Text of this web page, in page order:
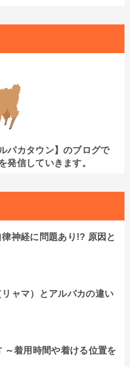
パカタウン】のブログで
発信していきます。
神経に問題あり!? 原因と
リャマ）とアルパカの違い
～着用時間や着ける位置を